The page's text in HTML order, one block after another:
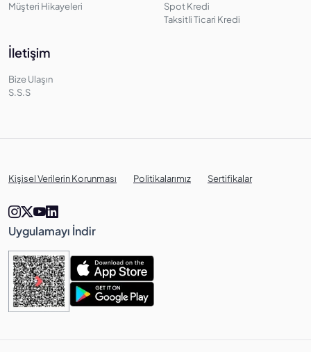
Müşteri Hikayeleri
Spot Kredi
Taksitli Ticari Kredi
İletişim
Bize Ulaşın
S.S.S
Kişisel Verilerin Korunması Politikalarımız Sertifikalar
Uygulamayı İndir